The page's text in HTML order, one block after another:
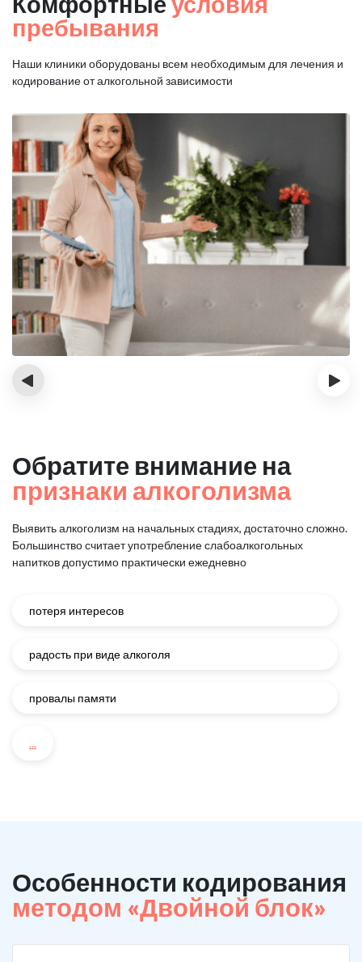
пребывания
Наши клиники оборудованы всем необходимым для лечения и
кодирование от алкогольной зависимости
‹ ›
Обратите внимание на
признаки алкоголизма
Выявить алкоголизм на начальных стадиях, достаточно сложно.
Большинство считает употребление слабоалкогольных
напитков допустимо практически ежедневно
потеря интересов
радость при виде алкоголя
провалы памяти
...
Особенности кодирования
методом «Двойной блок»